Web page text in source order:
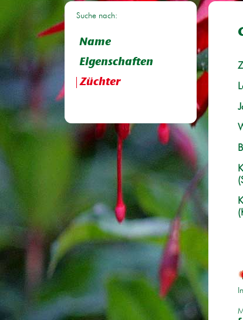
Suche nach:
Name
Eigenschaften
Züchter